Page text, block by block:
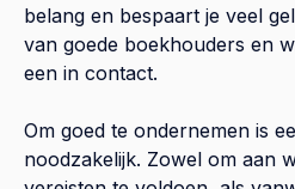
belang en bespaart je veel
van goede boekhouders en
een in contact.
Om goed te ondernemen is
noodzakelijk. Zowel om aan